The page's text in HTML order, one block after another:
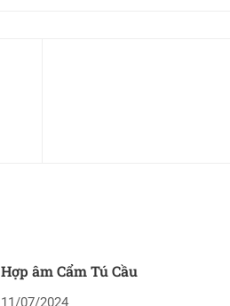
Hợp âm Cẩm Tú Cầu
11/07/2024